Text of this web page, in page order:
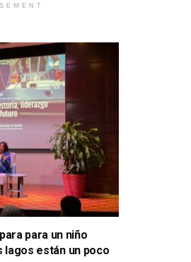
para un niño
están un poco